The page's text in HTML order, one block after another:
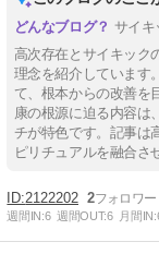
サイキ
高次存在とサイキック
理念を紹介しています
て、根本からの改善を
康の根源に迫る内容は
チが特色です。記事は
ピリチュアルを融合さ
2122202 2
週間IN:6 週間OUT:6 月間IN: